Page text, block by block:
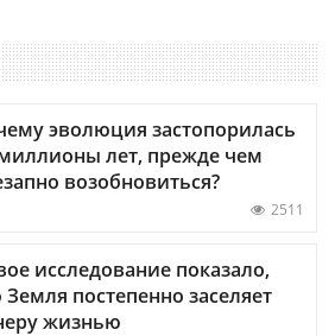
эволюция застопорилась
лет, прежде чем
возобновиться?
2511
исследование показало,
Земля постепенно заселяет
жизнью